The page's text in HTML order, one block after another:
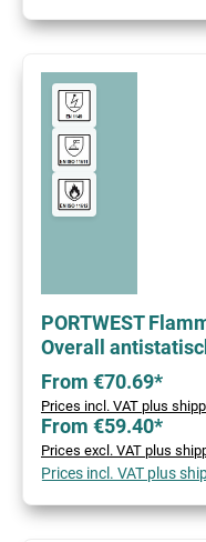
PORTWEST
Overall
From €70.69*
Prices incl. VAT plus
From €59.40*
Prices excl. VAT plus
Prices incl. VAT plus